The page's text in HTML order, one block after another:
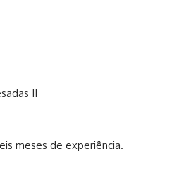
II
meses de experiência.